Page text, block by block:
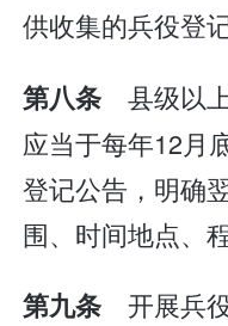
供收集的兵役登记
第八条县级以
应当于每年12月
登记公告，明确
围、时间地点、
第九条开展兵